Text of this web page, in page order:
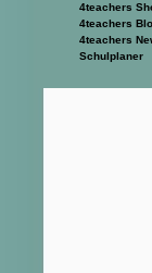
4teachers
4teachers
4teachers
Schulplaner